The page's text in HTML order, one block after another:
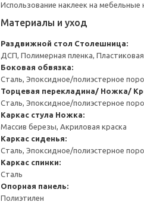
Использование наклеек на
Материалы и уход
Раздвижной стол Столешница:
ДСП, Полимерная пленка,
Боковая обвязка:
Сталь, Эпоксидное/полиэстерное
Торцевая перекладина/ Ножка/
Сталь, Эпоксидное/полиэстерное
Каркас стула Ножка:
Массив березы, Акриловая краска
Каркас сиденья:
Сталь, Эпоксидное/полиэстерное
Каркас спинки:
Сталь
Опорная панель:
Полиэтилен